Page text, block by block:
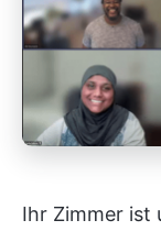
Ihr Zimmer ist